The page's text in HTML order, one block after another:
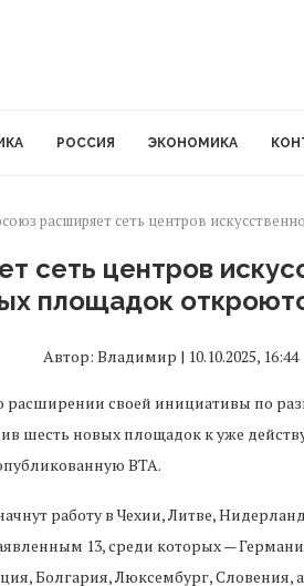
РОССИЯ ЭКОНОМИКА
расширяет сеть центров
сеть центров
площадок
Автор: Владимир | 10.10.2025, 16:44
расширении своей инициативы по
шесть новых площадок к уже
BTA.
работу в Чехии, Литве,
13, среди которых —
Болгария, Люксембург, Словения,